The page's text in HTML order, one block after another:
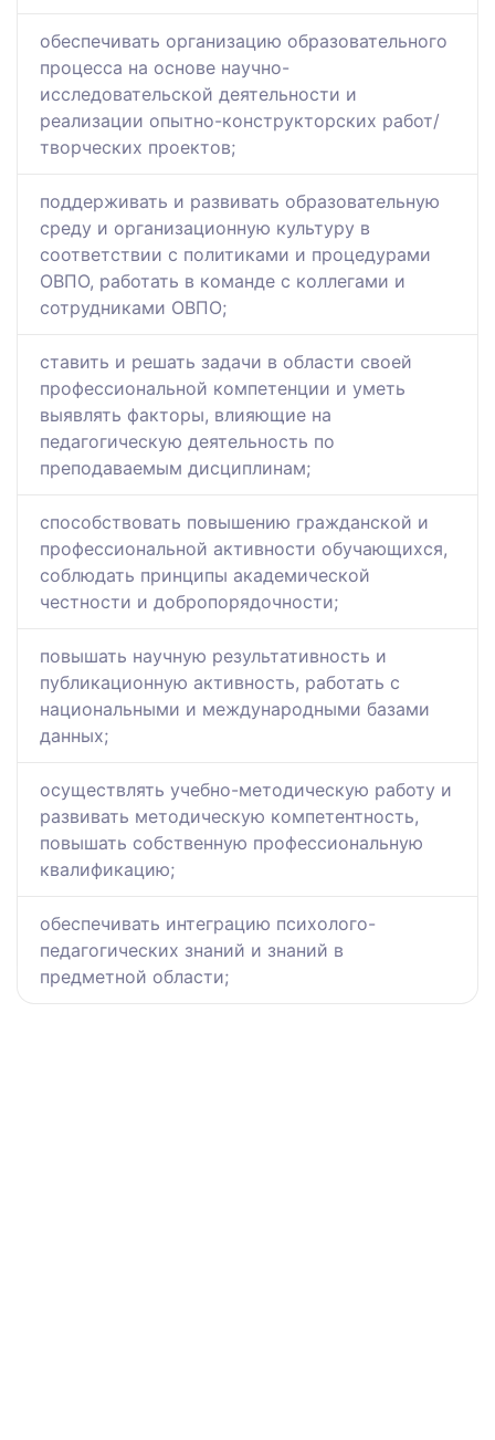
обеспечивать организацию образовательного
процесса на основе научно-
исследовательской деятельности и
реализации опытно-конструкторских работ/
творческих проектов;
поддерживать и развивать образовательную
среду и организационную культуру в
соответствии с политиками и процедурами
ОВПО, работать в команде с коллегами и
сотрудниками ОВПО;
ставить и решать задачи в области своей
профессиональной компетенции и уметь
выявлять факторы, влияющие на
педагогическую деятельность по
преподаваемым дисциплинам;
способствовать повышению гражданской и
профессиональной активности обучающихся,
соблюдать принципы академической
честности и добропорядочности;
повышать научную результативность и
публикационную активность, работать с
национальными и международными базами
данных;
осуществлять учебно-методическую работу и
развивать методическую компетентность,
повышать собственную профессиональную
квалификацию;
обеспечивать интеграцию психолого-
педагогических знаний и знаний в
предметной области;